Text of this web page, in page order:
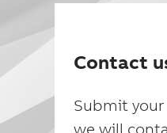
Contact
Submit
we will